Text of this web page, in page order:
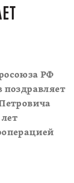
РФ
поздравляет